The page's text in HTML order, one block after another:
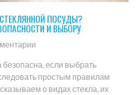
ПОСУДЫ?
И ВЫБОРУ
безопасна, если выбрать
простым правилам
о видах стекла, их